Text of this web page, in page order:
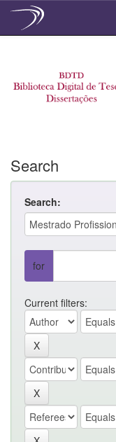
Search
Search:
for
Current filters: